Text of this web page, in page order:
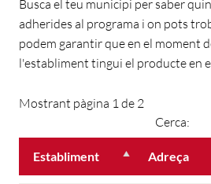
Busca el teu municipi per saber
adherides al programa i on pots
podem garantir que en el moment
l'establiment tingui el producte en
Mostrant pàgina 1 de 2
Cerca:
Establiment Adreça